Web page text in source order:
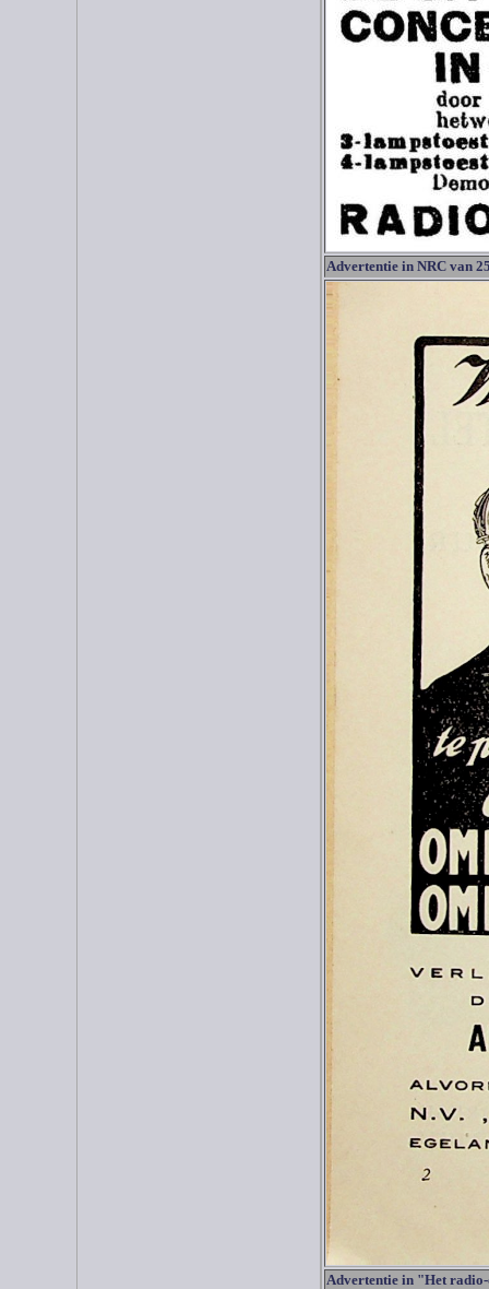
Advertentie in NRC van
Advertentie in "Het radio-